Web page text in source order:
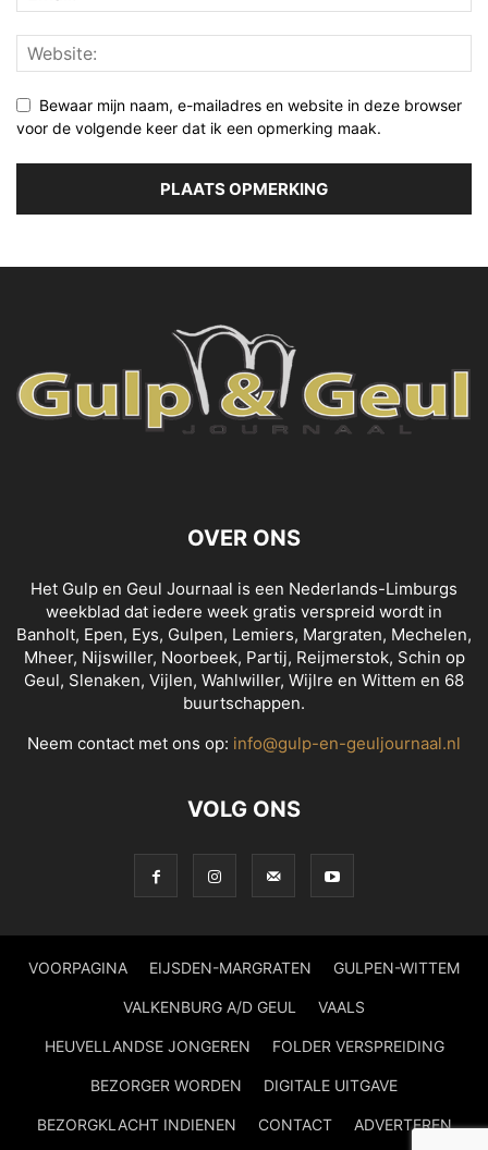
Bewaar mijn naam, e-mailadres en website in deze browser
voor de volgende keer dat ik een opmerking maak.
OVER ONS
Het Gulp en Geul Journaal is een Nederlands-Limburgs
weekblad dat iedere week gratis verspreid wordt in
Banholt, Epen, Eys, Gulpen, Lemiers, Margraten, Mechelen,
Mheer, Nijswiller, Noorbeek, Partij, Reijmerstok, Schin op
Geul, Slenaken, Vijlen, Wahlwiller, Wijlre en Wittem en 68
buurtschappen.
Neem contact met ons op: info@gulp-en-geuljournaal.nl
VOLG ONS
VOORPAGINA EIJSDEN-MARGRATEN GULPEN-WITTEM
VALKENBURG A/D GEUL VAALS
HEUVELLANDSE JONGEREN FOLDER VERSPREIDING
BEZORGER WORDEN DIGITALE UITGAVE
BEZORGKLACHT INDIENEN CONTACT ADVERTEREN